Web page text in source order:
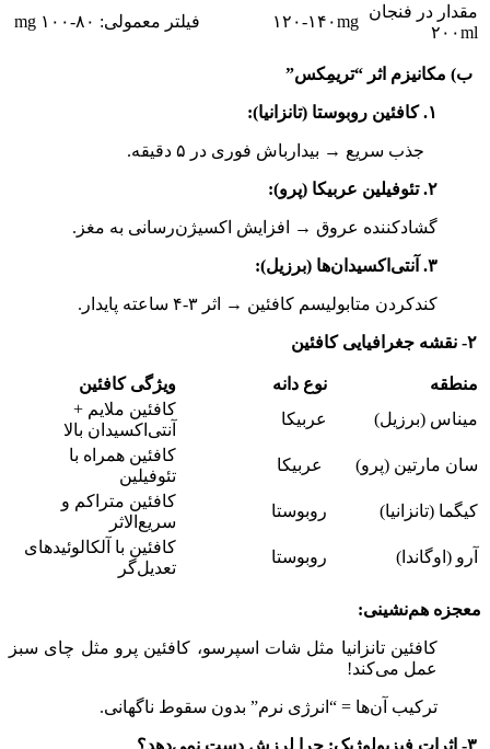
مقدار در فنجان
۲۰۰ml
۱۲۰-۱۴۰mg فیلتر معمولی: ۸۰-۱۰۰ mg
ب) مکانیزم اثر “تریمِکس”
۱. کافئین روبوستا (تانزانیا):
جذب سریع → بیدارباش فوری در ۵ دقیقه.
۲. تئوفیلین عربیکا (پرو):
گشادکننده عروق → افزایش اکسیژن‌رسانی به مغز.
۳. آنتی‌اکسیدان‌ها (برزیل):
کندکردن متابولیسم کافئین → اثر ۳-۴ ساعته پایدار.
۲- نقشه جغرافیایی کافئین
منطقه نوع دانه
ویژگی کافئین
میناس (برزیل)
عربیکا
کافئین ملایم +
آنتی‌اکسیدان بالا
سان مارتین (پرو)
عربیکا
کافئین همراه با
تئوفیلین
کیگما (تانزانیا)
روبوستا
کافئین متراکم و
سریع‌الاثر
آرو (اوگاندا)
روبوستا
کافئین با آلکالوئیدهای
تعدیل‌گر
معجزه هم‌نشینی:
کافئین تانزانیا مثل شات اسپرسو، کافئین پرو مثل چای سبز
عمل می‌کند!
ترکیب آن‌ها = “انرژی نرم” بدون سقوط ناگهانی.